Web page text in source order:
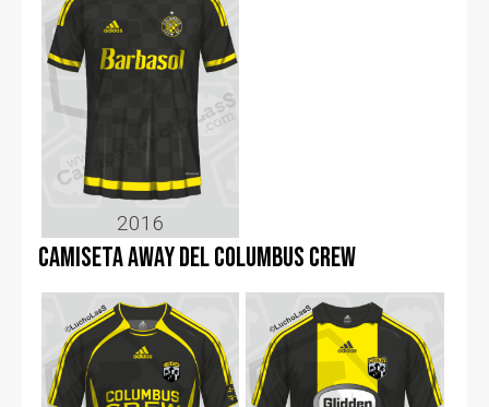
2016
Camiseta away del Columbus Crew